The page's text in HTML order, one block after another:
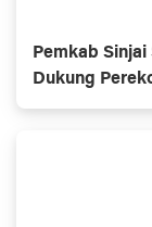
Pemkab
Dukung